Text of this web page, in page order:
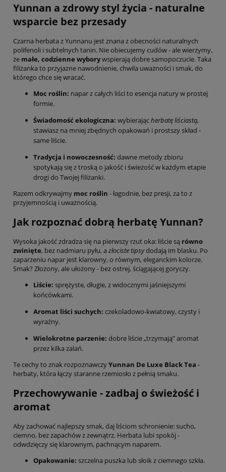
Yunnan a zdrowy styl życia - naturalne
wsparcie bez przesady
Czarna herbata z Yunnanu jest znana z obecności naturalnych
polifenoli i subtelnych tanin. Nie obiecujemy cudów - ale wierzymy,
że małe, codzienne wyborywspierają dobre samopoczucie. Taka
filiżanka to przyjazne nawodnienie, chwila uważności i smak, do
którego chce się wracać.
Moc roślin: napar z całych liści to esencja natury w prostej
formie.
Świadomość ekologiczna: wybierającherbatę liściastą,
stawiasz na mniej zbędnych opakowań i prostszy skład -
same liście.
Tradycja i nowoczesność: dawne metody zbioru
spotykają się z troską o jakość i świeżość w każdym etapie
drogi do Twojej filiżanki.
Razem odkrywajmy moc roślin - łagodnie, bez presji, za to z
przyjemnością i uważnością.
Jak rozpoznać dobrą herbatę Yunnan?
Wysoka jakość zdradza się na pierwszy rzut oka: liście są równo
zwinięte, bez nadmiaru pyłu, a złociste tipsydodają im blasku. Po
zaparzeniu napar jest klarowny, o równym, eleganckim kolorze.
Smak? Złożony, ale ułożony - bez ostrej, ściągającej goryczy.
Liście: sprężyste, długie, z widocznymi jaśniejszymi
końcówkami.
Aromat liści suchych: czekoladowo-kwiatowy, czysty i
wyraźny.
Wielokrotne parzenie: dobre liście „trzymają” aromat
przez kilka zalań.
Te cechy to znak rozpoznawczyYunnan De Luxe Black Tea -
herbaty, która łączy staranne rzemiosło z pełnią smaku.
Przechowywanie - zadbaj o świeżość i
aromat
Aby zachować najlepszy smak, daj liściom schronienie: sucho,
ciemno, bez zapachów z zewnątrz. Herbata lubi spokój -
odwdzięczy się klarownym, pachnącym naparem.
Opakowanie: szczelna puszka lub słoik z ciemnego szkła.